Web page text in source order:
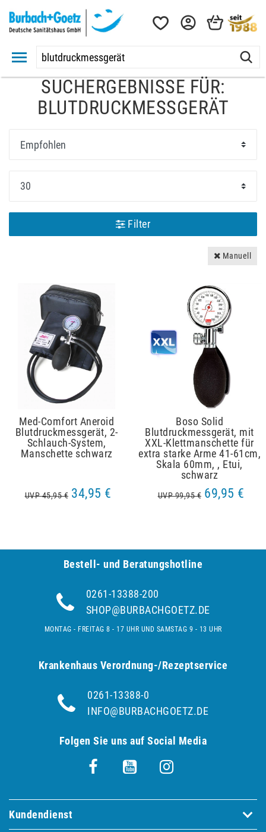
SUCHERGEBNISSE FÜR:
BLUTDRUCKMESSGERÄT
Filter
Manuell
Med-Comfort Aneroid
Blutdruckmessgerät, 2-
Schlauch-System,
Manschette schwarz
UVP 45,95 € 34,95 €
Boso Solid
Blutdruckmessgerät, mit
XXL-Klettmanschette für
extra starke Arme 41-61cm,
Skala 60mm, , Etui,
schwarz
UVP 99,95 € 69,95 €
Bestell- und Be­ra­tungs­hot­line
0261-13388-200
SHOP@BURBACHGOETZ.DE
MONTAG - FREITAG 8 - 17 UHR UND SAMSTAG 9 - 13 UHR
Krankenhaus Verordnung-/Rezeptservice
0261-13388-0
INFO@BURBACHGOETZ.DE
Folgen Sie uns auf Social Media
Kundendienst